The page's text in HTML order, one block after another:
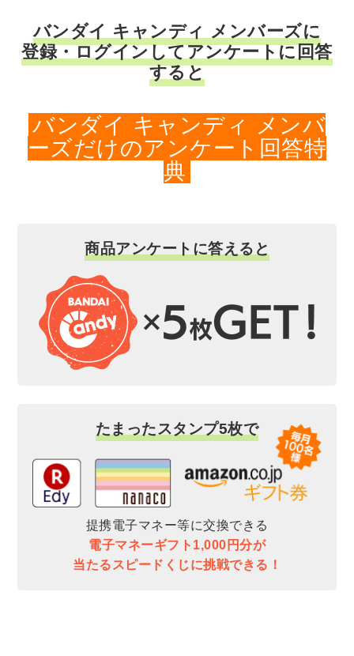
バンダイ キャンディ メンバーズに
登録・ログインしてアンケートに回答
すると
バンダイ キャンディ メンバ
ーズだけのアンケート回答特
典
商品アンケートに答えると
たまったスタンプ5枚で
提携電子マネー等に交換できる
電子マネーギフト1,000円分が
当たるスピードくじに挑戦できる！